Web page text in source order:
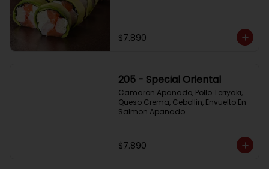
$7.890
205 - Special Oriental
Camaron Apanado, Pollo Teriyaki,
Queso Crema, Cebollin, Envuelto En
Salmon Apanado
$7.890